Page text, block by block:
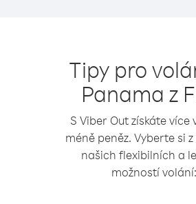
Tipy pro
Panama z
S Viber Out získáte více
méně peněz. Vyberte si
našich flexibilních a
možností volání: